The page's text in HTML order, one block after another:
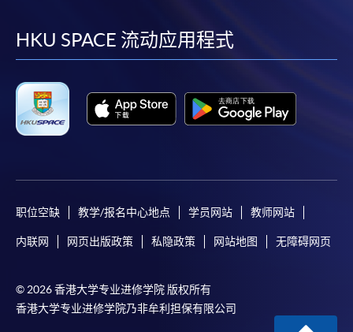
facebook
youtube
linkedin
HKU SPACE 流动应用程式
职位空缺 教学/报名中心地点 学员网站 教师网站
内联网 网页出版政策 私隐政策 网站地图 无障碍网页
© 2026 香港大学专业进修学院 版权所有
香港大学专业进修学院乃非牟利担保有限公司